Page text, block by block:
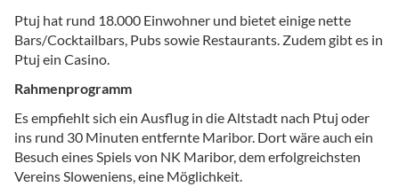
Ptuj hat rund 18.000 Einwohner und bietet einige nette
Bars/Cocktailbars, Pubs sowie Restaurants. Zudem gibt es in
Ptuj ein Casino.
Rahmenprogramm
Es empfiehlt sich ein Ausflug in die Altstadt nach Ptuj oder
ins rund 30 Minuten entfernte Maribor. Dort wäre auch ein
Besuch eines Spiels von NK Maribor, dem erfolgreichsten
Vereins Sloweniens, eine Möglichkeit.